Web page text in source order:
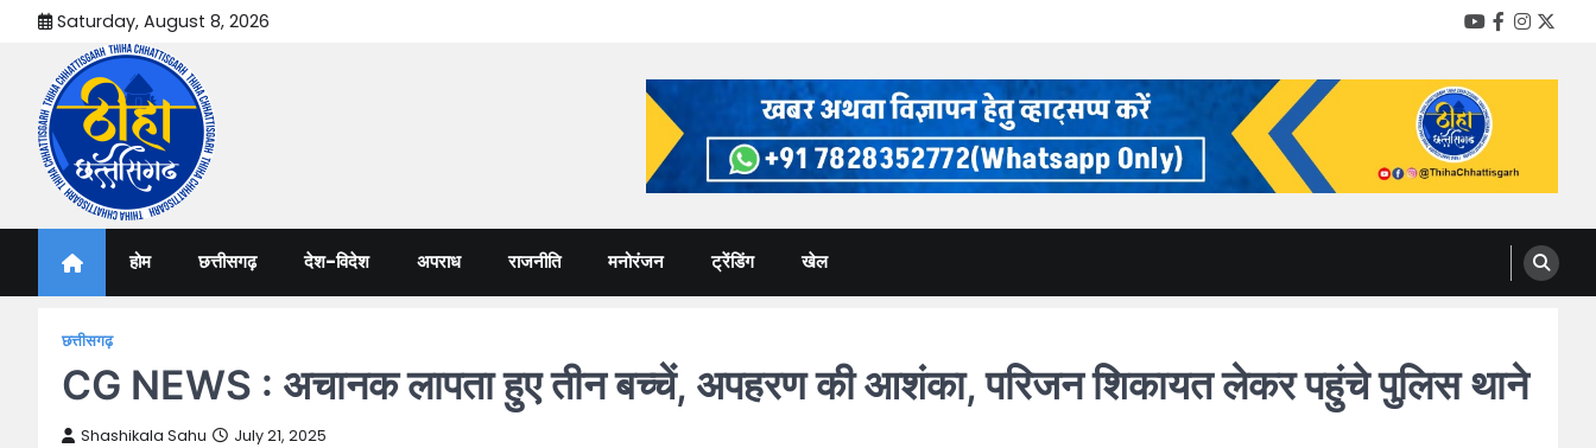
content
Saturday, August 8, 2026 YouTube
Facebook
Thiha Chhattisgarh
होम छत्तीसगढ़ देश-विदेश अपराध राजनीति मनोरंजन ट्रेंडिंग खेल
छत्तीसगढ़
CG NEWS : अचानक लापता हुए तीन बच्चें, अपहरण की आशंका, परिजन शिकायत लेकर पहुंचे पुलिस थाने
Shashikala Sahu July 21, 2025